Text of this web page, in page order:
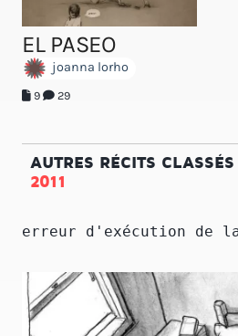
EL PASEO
joanna lorho
9 29
AUTRES RÉCITS
2011
erreur d'exécution de